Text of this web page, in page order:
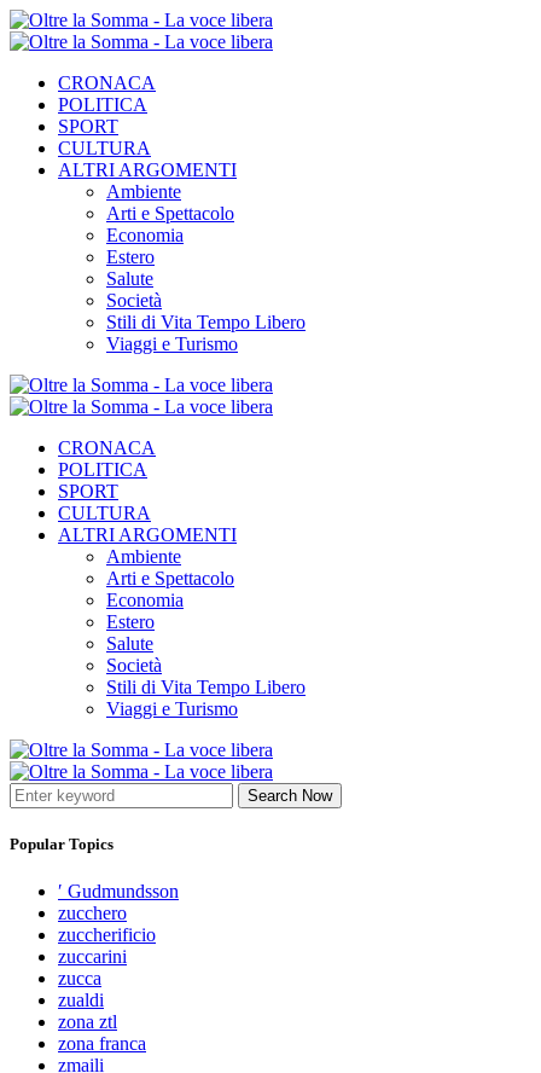
CRONACA
POLITICA
SPORT
CULTURA
ALTRI ARGOMENTI
Ambiente
Arti e Spettacolo
Economia
Estero
Salute
Società
Stili di Vita Tempo Libero
Viaggi e Turismo
CRONACA
POLITICA
SPORT
CULTURA
ALTRI ARGOMENTI
Ambiente
Arti e Spettacolo
Economia
Estero
Salute
Società
Stili di Vita Tempo Libero
Viaggi e Turismo
Search Now
Popular Topics
′ Gudmundsson
zucchero
zuccherificio
zuccarini
zucca
zualdi
zona ztl
zona franca
zmaili